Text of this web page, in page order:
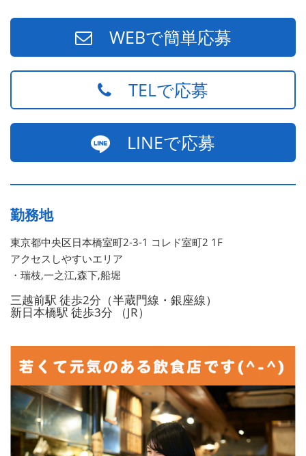
WEBで簡単応募
TELで応募
LINEで応募
勤務地
東京都中央区日本橋室町2-3-1 コレド室町2 1F
アクセスしやすいエリア
・瑞枝,一之江,森下,船堀
三越前駅 徒歩2分（半蔵門線・銀座線）
新日本橋駅 徒歩3分 （JR）